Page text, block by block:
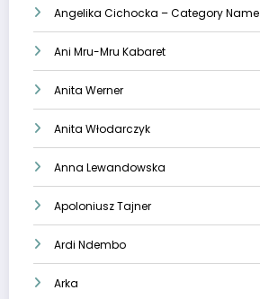
Angelika Cichocka – Category Name
Ani Mru-Mru Kabaret
Anita Werner
Anita Włodarczyk
Anna Lewandowska
Apoloniusz Tajner
Ardi Ndembo
Arka